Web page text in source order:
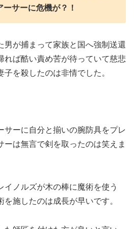
サーに危機が？！
男が捕まって家族と国へ強制送還
れば酷い責め苦が待っていて慈悲
を殺したのは非情でした。
サーに自分と揃いの腕防具をプレ
ーは無言で剣を取ったのは笑えま
イノルズが木の棒に魔術を使う
施したのは成長が早いです。